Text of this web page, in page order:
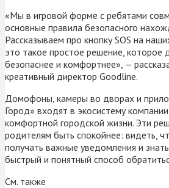
«Мы в игровой форме с ребятами
основные правила безопасного
Рассказываем про кнопку SOS на
это такое простое решение, которое
безопаснее и комфортнее», —
креативный директор Goodline.
Домофоны, камеры во дворах и
Город» входят в экосистему
комфортной городской жизни. Эти
родителям быть спокойнее: видеть,
получать важные уведомления и
быстрый и понятный способ
См. также